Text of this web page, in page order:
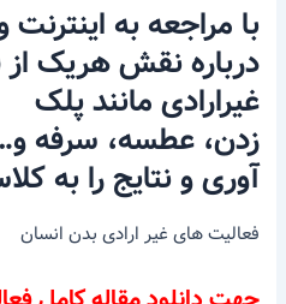
با مراجعه به اینترنت
درباره نقش هریک
غیرارادی مانند پلک
زدن، عطسه، سرفه
آوری و نتایج را به
فعالیت های غیر ارادی بدن انسان